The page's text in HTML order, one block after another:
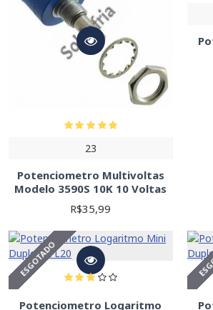
23
Potenciometro Multivoltas
Modelo 3590S 10K 10 Voltas
R$35,99
ESGOTADO
Potenciometro Logaritmo